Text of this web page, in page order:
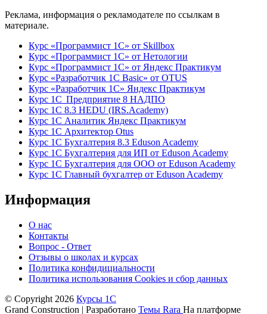
Реклама, информация о рекламодателе по ссылкам в
материале.
Курс «Программист 1С» от Skillbox
Курс «Программист 1С» от Нетологии
Курс «Программист 1С» от Яндекс Практикум
Курс «Разработчик 1С Basic» от OTUS
Курс «Разработчик 1С» Яндекс Практикум
Курс 1С Предприятие 8 НАДПО
Курс 1С 8.3 HEDU (IRS.Academy)
Курс 1С Аналитик Яндекс Практикум
Курс 1С Архитектор Otus
Курс 1С Бухгалтерия 8.3 Eduson Academy
Курс 1С Бухгалтерия для ИП от Eduson Academy
Курс 1С Бухгалтерия для ООО от Eduson Academy
Курс 1С Главный бухгалтер от Eduson Academy
Информация
О нас
Контакты
Вопрос - Ответ
Отзывы о школах и курсах
Политика конфидициальности
Политика использования Cookies и сбор данных
© Copyright 2026 Курсы 1С
Grand Construction | Разработано Темы Rara На платформе